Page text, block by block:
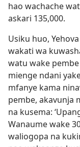
hao wachache
askari 135,000.
Usiku huo,
wakati wa
watu wake
mienge ndani
mfanye kama
pembe, akavunja
na kusema:
Wanaume wake
waliogopa na